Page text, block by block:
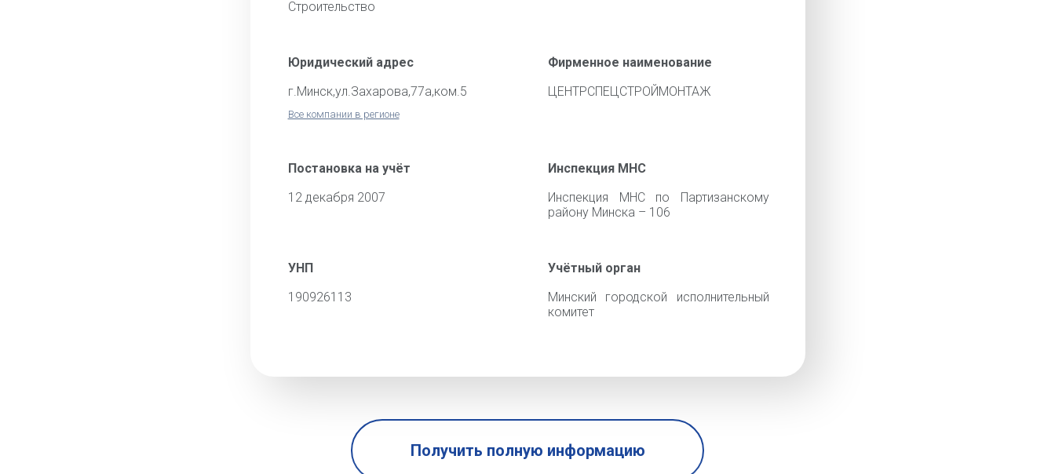
Строительство
Юридический адрес
г.Минск,ул.Захарова,77а,ком.5
Все компании в регионе
Фирменное наименование
ЦЕНТРСПЕЦСТРОЙМОНТАЖ
Постановка на учёт
12 декабря 2007
Инспекция МНС
Инспекция МНС по Партизанскому
району Минска – 106
УНП
190926113
Учётный орган
Минский городской исполнительный
комитет
Получить полную информацию